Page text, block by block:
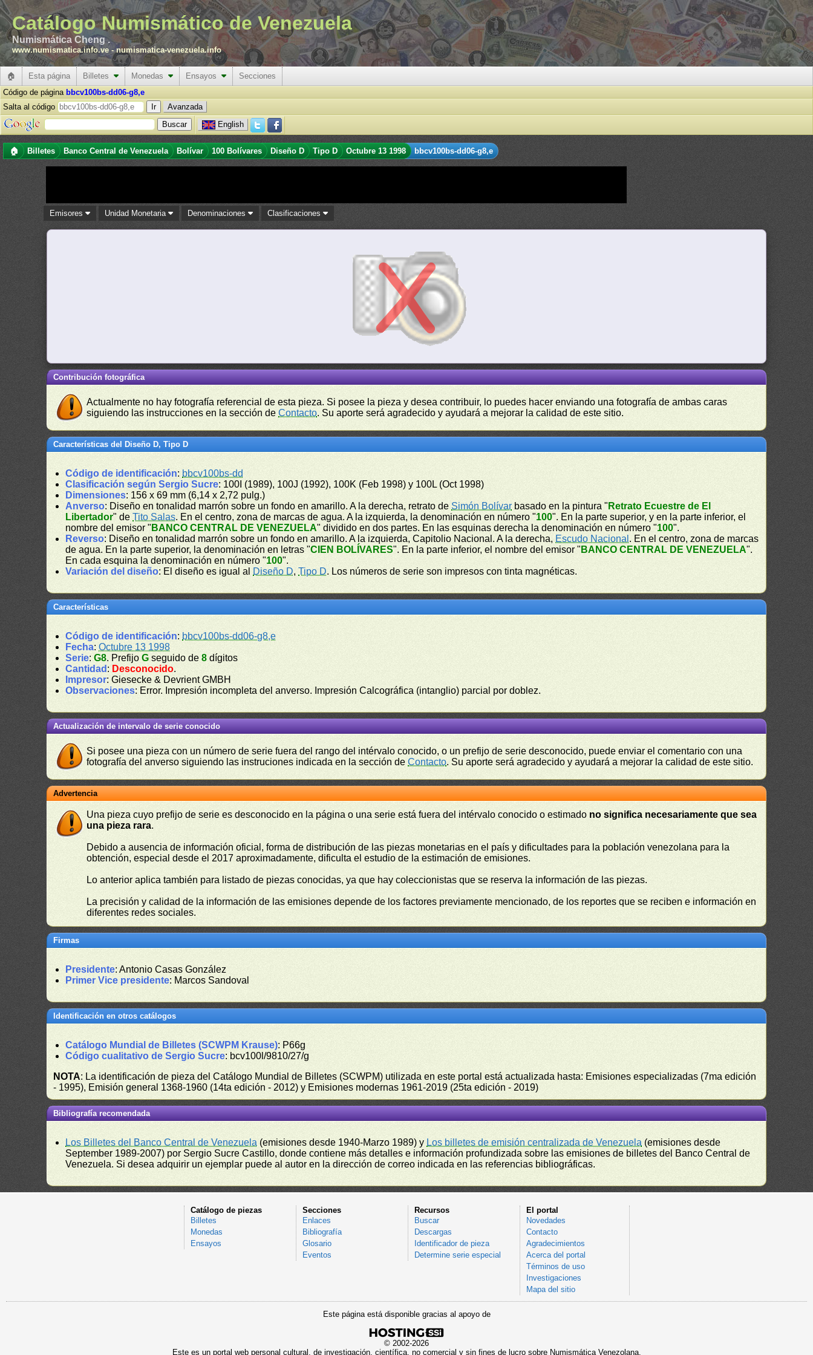
Catálogo Numismático de Venezuela
Numismática Cheng .
www.numismatica.info.ve -numismatica-venezuela.info
🏠 Esta página Billetes Monedas Ensayos
Secciones
Código de página bbcv100bs-dd06-g8,e
Salta al código
Avanzada
English
🏠 Billetes Banco Central de Venezuela Bolívar 100 Bolívares Diseño D Tipo D Octubre 13 1998 bbcv100bs-dd06-g8,e
Emisores Unidad Monetaria Denominaciones Clasificaciones
Contribución fotográfica
Actualmente no hay fotografía referencial de esta pieza. Si posee la pieza y desea contribuir, lo puedes hacer enviando una fotografía de ambas caras
siguiendo las instrucciones en la sección deContacto. Su aporte será agradecido y ayudará a mejorar la calidad de este sitio.
Características del Diseño D, Tipo D
Código de identificación: bbcv100bs-dd
Clasificación según Sergio Sucre: 100I (1989), 100J (1992), 100K (Feb 1998) y 100L (Oct 1998)
Dimensiones: 156 x 69 mm (6,14 x 2,72 pulg.)
Anverso: Diseño en tonalidad marrón sobre un fondo en amarillo. A la derecha, retrato de Simón Bolívar basado en la pintura " Retrato Ecuestre de El
Libertador" deTito Salas. En el centro, zona de marcas de agua. A la izquierda, la denominación en número "100". En la parte superior, y en la parte inferior, el
nombre del emisor " BANCO CENTRAL DE VENEZUELA" dividido en dos partes. En las esquinas derecha la denominación en número "100".
Reverso: Diseño en tonalidad marrón sobre un fondo en amarillo. A la izquierda, Capitolio Nacional. A la derecha, Escudo Nacional . En el centro, zona de marcas
de agua. En la parte superior, la denominación en letras "CIEN BOLÍVARES". En la parte inferior, el nombre del emisor " BANCO CENTRAL DE VENEZUELA".
En cada esquina la denominación en número "100".
Variación del diseño: El diseño es igual al Diseño D,Tipo D. Los números de serie son impresos con tinta magnéticas.
Características
Código de identificación: bbcv100bs-dd06-g8,e
Fecha:Octubre 13 1998
Serie:G8. PrefijoG seguido de8 dígitos
Cantidad : Desconocido.
Impresor: Giesecke & Devrient GMBH
Observaciones: Error. Impresión incompleta del anverso. Impresión Calcográfica (intanglio) parcial por doblez.
Actualización de intervalo de serie conocido
Si posee una pieza con un número de serie fuera del rango del intérvalo conocido, o un prefijo de serie desconocido, puede enviar el comentario con una
fotografía del anverso siguiendo las instruciones indicada en la sección deContacto. Su aporte será agradecido y ayudará a mejorar la calidad de este sitio.
Advertencia
Una pieza cuyo prefijo de serie es desconocido en la página o una serie está fuera del intérvalo conocido o estimado no significa necesariamente que sea
una pieza rara.
Debido a ausencia de información oficial, forma de distribución de las piezas monetarias en el país y dificultades para la población venezolana para la
obtención, especial desde el 2017 aproximadamente, dificulta el estudio de la estimación de emisiones.
Lo anterior aplica también para listado de piezas conocidas, ya que hay coleccionistas que se reserva la información de las piezas.
La precisión y calidad de la información de las emisiones depende de los factores previamente mencionado, de los reportes que se reciben e información en
diferentes redes sociales.
Firmas
Presidente: Antonio Casas González
Primer Vice presidente: Marcos Sandoval
Identificación en otros catálogos
Catálogo Mundial de Billetes (SCWPM Krause): P66g
Código cualitativo de Sergio Sucre: bcv100l/9810/27/g
NOTA: La identificación de pieza del Catálogo Mundial de Billetes (SCWPM) utilizada en este portal está actualizada hasta: Emisiones especializadas (7ma edición
- 1995), Emisión general 1368-1960 (14ta edición - 2012) y Emisiones modernas 1961-2019 (25ta edición - 2019)
Bibliografía recomendada
Los Billetes del Banco Central de Venezuela (emisiones desde 1940-Marzo 1989) y Los billetes de emisión centralizada de Venezuela (emisiones desde
September 1989-2007) por Sergio Sucre Castillo, donde contiene más detalles e información profundizada sobre las emisiones de billetes del Banco Central de
Venezuela. Si desea adquirir un ejemplar puede al autor en la dirección de correo indicada en las referencias bibliográficas.
Catálogo de piezas
Billetes
Monedas
Ensayos
Secciones
Enlaces
Bibliografía
Glosario
Eventos
Recursos
Buscar
Descargas
Identificador de pieza
Determine serie especial
El portal
Novedades
Contacto
Agradecimientos
Acerca del portal
Términos de uso
Investigaciones
Mapa del sitio
Este página está disponible gracias al apoyo de
© 2002-2026
Este es un portal web personal cultural, de investigación, científica, no comercial y sin fines de lucro sobre Numismática Venezolana.